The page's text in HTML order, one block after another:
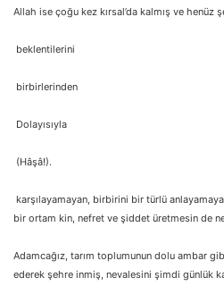
Allah ise çoğu kez kırsal’da kalmış ve henüz
beklentilerini
birbirlerinden
Dolayısıyla
(Hâşâ!).
karşılayamayan, birbirini bir türlü
bir ortam kin, nefret ve şiddet üretmesin de
Adamcağız, tarım toplumunun dolu ambar
ederek şehre inmiş, nevalesini şimdi günlük